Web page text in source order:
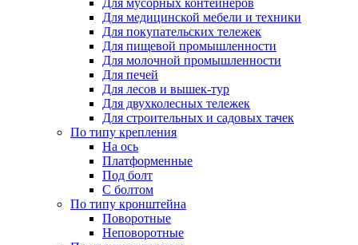
Для мусорных контейнеров
Для медицинской мебели и техники
Для покупательских тележек
Для пищевой промышленности
Для молочной промышленности
Для печей
Для лесов и вышек-тур
Для двухколесных тележек
Для строительных и садовых тачек
По типу крепления
На ось
Платформенные
Под болт
С болтом
По типу кронштейна
Поворотные
Неповоротные